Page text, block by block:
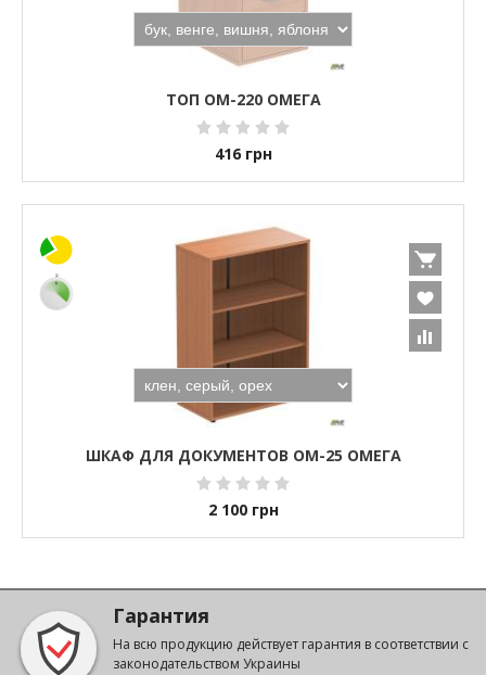
ТОП ОМ-220 ОМЕГА
416 грн
ШКАФ ДЛЯ ДОКУМЕНТОВ ОМ-25 ОМЕГА
2 100 грн
Гарантия
На всю продукцию действует гарантия в соответствии с
законодательством Украины